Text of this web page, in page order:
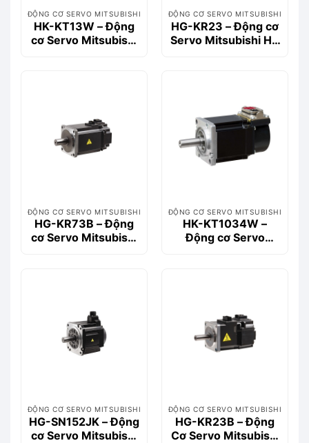
ĐỘNG CƠ SERVO MITSUBISHI
HK-KT13W – Động
cơ Servo Mitsubishi
ĐỘNG CƠ SERVO MITSUBISHI
HG-KR23 – Động cơ
Servo Mitsubishi HG
ĐỘNG CƠ SERVO MITSUBISHI
HG-KR73B – Động
cơ Servo Mitsubishi
ĐỘNG CƠ SERVO MITSUBISHI
HK-KT1034W –
Động cơ Servo
ĐỘNG CƠ SERVO MITSUBISHI
HG-SN152JK – Động
cơ Servo Mitsubishi
ĐỘNG CƠ SERVO MITSUBISHI
HG-KR23B – Động
Cơ Servo Mitsubishi